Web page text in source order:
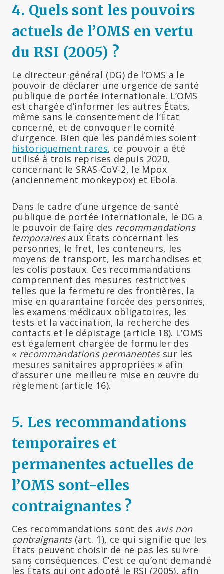
4. Quels sont les pouvoirs
actuels de l’OMS en vertu
du RSI (2005) ?
Le directeur général (DG) de l’OMS a le
pouvoir de déclarer une urgence de santé
publique de portée internationale. L’OMS
est chargée d’informer les autres États,
même sans le consentement de l’État
concerné, et de convoquer le comité
d’urgence. Bien que les pandémies soient
historiquement rares, ce pouvoir a été
utilisé à trois reprises depuis 2020,
concernant le SRAS-CoV-2, le Mpox
(anciennement monkeypox) et Ebola.
Dans le cadre d’une urgence de santé
publique de portée internationale, le DG a
le pouvoir de faire des recommandations
temporairesaux États concernant les
personnes, le fret, les conteneurs, les
moyens de transport, les marchandises et
les colis postaux. Ces recommandations
comprennent des mesures restrictives
telles que la fermeture des frontières, la
mise en quarantaine forcée des personnes,
les examens médicaux obligatoires, les
tests et la vaccination, la recherche des
contacts et le dépistage (article 18). L’OMS
est également chargée de formuler des
« recommandations permanentessur les
mesures sanitaires appropriées » afin
d’assurer une meilleure mise en œuvre du
règlement (article 16).
5. Les recommandations
temporaires et
permanentes actuelles de
l’OMS sont-elles
contraignantes ?
Ces recommandations sont des avis non
contraignants(art. 1), ce qui signifie que les
États peuvent choisir de ne pas les suivre
sans conséquences. C’est ce qu’ont demandé
les États qui ont adopté le RSI (2005), afin